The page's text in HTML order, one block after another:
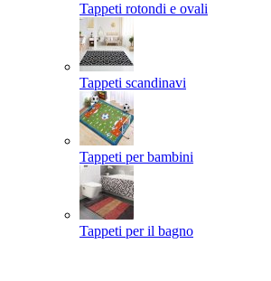
Tappeti rotondi e ovali
Tappeti scandinavi
Tappeti per bambini
Tappeti per il bagno